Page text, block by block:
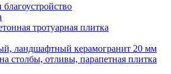
тротуарная плитка
ландшафтный керамогранит 20 мм
столбы, отливы, парапетная плитка